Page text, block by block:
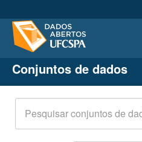
Conjuntos de dados
Organizações
Grupos
Sobre
Conjuntos de dados